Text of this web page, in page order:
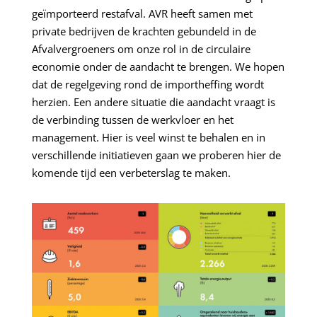
geïmporteerd restafval. AVR heeft samen met
private bedrijven de krachten gebundeld in de
Afvalvergroeners om onze rol in de circulaire
economie onder de aandacht te brengen. We hopen
dat de regelgeving rond de importheffing wordt
herzien. Een andere situatie die aandacht vraagt is
de verbinding tussen de werkvloer en het
management. Hier is veel winst te behalen en in
verschillende initiatieven gaan we proberen hier de
komende tijd een verbeterslag te maken.